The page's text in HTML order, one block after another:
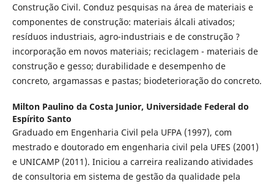
Construção Civil. Conduz pesquisas na área de materiais e
componentes de construção: materiais álcali ativados;
resíduos industriais, agro-industriais e de construção ?
incorporação em novos materiais; reciclagem - materiais de
construção e gesso; durabilidade e desempenho de
concreto, argamassas e pastas; biodeterioração do concreto.
Milton Paulino da Costa Junior, Universidade Federal do
Espírito Santo
Graduado em Engenharia Civil pela UFPA (1997), com
mestrado e doutorado em engenharia civil pela UFES (2001)
e UNICAMP (2011). Iniciou a carreira realizando atividades
de consultoria em sistema de gestão da qualidade pela